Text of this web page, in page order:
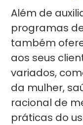
Além de
programas
também
aos seus
variados,
da mulher,
racional de
práticas do